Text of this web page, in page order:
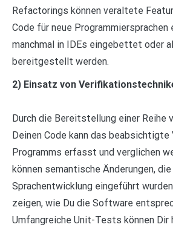
Refactorings können veraltete
Code für neue
manchmal in IDEs eingebettet oder
bereitgestellt werden.
2) Einsatz von
Durch die Bereitstellung einer Reihe
Deinen Code kann das beabsichtigte
Programms erfasst und verglichen
können semantische Änderungen,
Sprachentwicklung eingeführt
zeigen, wie Du die Software
Umfangreiche Unit-Tests können Dir